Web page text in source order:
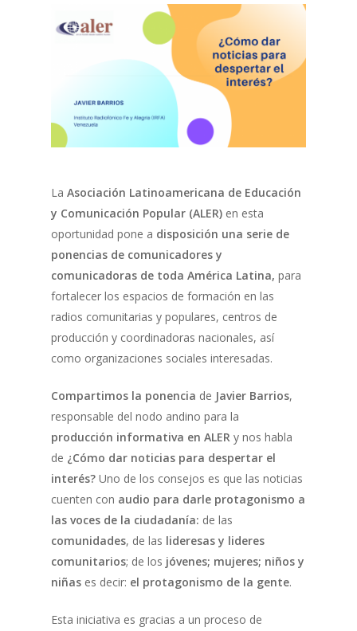
La Asociación Latinoamericana de Educación
y Comunicación Popular (ALER) en esta
oportunidad pone a disposición una serie de
ponencias de comunicadores y
comunicadoras de toda América Latina, para
fortalecer los espacios de formación en las
radios comunitarias y populares, centros de
producción y coordinadoras nacionales, así
como organizaciones sociales interesadas.
Compartimos la ponencia de Javier Barrios,
responsable del nodo andino para la
producción informativa en ALER y nos habla
de ¿Cómo dar noticias para despertar el
interés? Uno de los consejos es que las noticias
cuenten con audio para darle protagonismo a
las voces de la ciudadanía: de las
comunidades, de las lideresas y lideres
comunitarios; de los jóvenes; mujeres; niños y
niñas es decir: el protagonismo de la gente.
Esta iniciativa es gracias a un proceso de